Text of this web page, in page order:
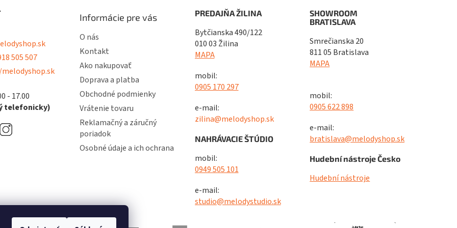
505 507
- 17.00
telefonicky)
Informácie pre vás
O nás
Kontakt
Ako nakupovať
Doprava a platba
Obchodné podmienky
Vrátenie tovaru
Reklamačný a záručný
poriadok
Osobné údaje a ich ochrana
PREDAJŇA ŽILINA
Bytčianska 490/122
010 03 Žilina
MAPA
mobil:
0905 170 297
e-mail:
zilina@melodyshop.sk
NAHRÁVACIE ŠTÚDIO
mobil:
0949 505 101
e-mail:
studio@melodystudio.sk
SHOWROOM
BRATISLAVA
Smrečianska 20
811 05 Bratislava
MAPA
mobil:
0905 622 898
e-mail:
bratislava@melodyshop.sk
Hudební nástroje Česko
Hudební nástroje